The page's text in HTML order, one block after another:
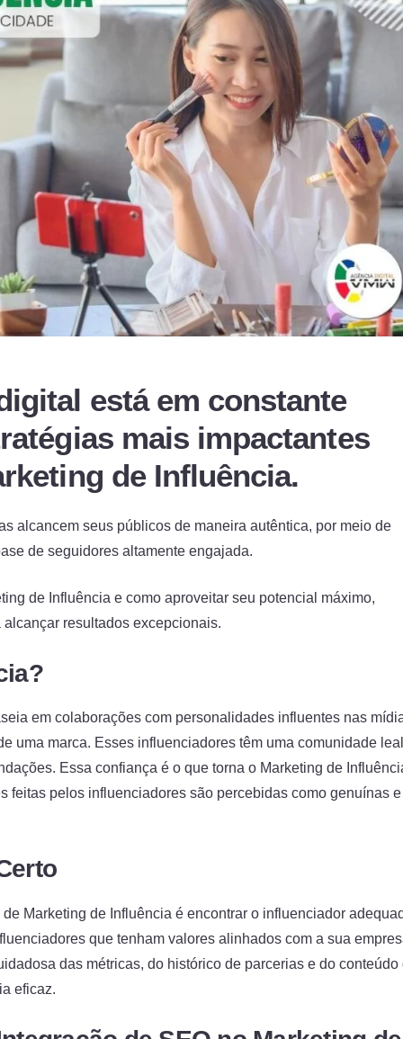
está em constante
mais impactantes
de Influência.
alcancem seus públicos de maneira autêntica, por meio de
de seguidores altamente engajada.
de Influência e como aproveitar seu potencial máximo,
resultados excepcionais.
em colaborações com personalidades influentes nas
uma marca. Esses influenciadores têm uma comunidade
Essa confiança é o que torna o Marketing de
feitas pelos influenciadores são percebidas como genuínas e
Marketing de Influência é encontrar o influenciador
que tenham valores alinhados com a sua
das métricas, do histórico de parcerias e do conteúdo
eficaz.